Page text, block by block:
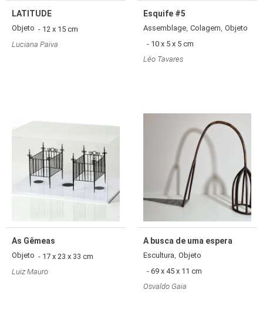
LATITUDE
Objeto - 12 x 15 cm
Luciana Paiva
Esquife #5
Assemblage, Colagem, Objeto
- 10 x 5 x 5 cm
Léo Tavares
As Gêmeas
Objeto - 17 x 23 x 33 cm
Luiz Mauro
A busca de uma espera
Escultura, Objeto
- 69 x 45 x 11 cm
Osvaldo Gaia